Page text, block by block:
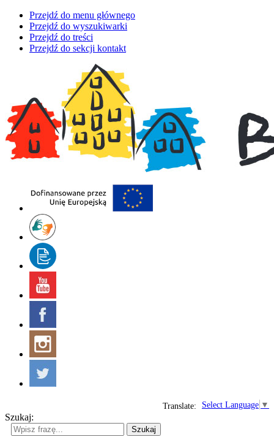
Przejdź do menu głównego
Przejdź do wyszukiwarki
Przejdź do treści
Przejdź do sekcji kontakt
Select Language ▼
Translate:
Szukaj:
Szukaj